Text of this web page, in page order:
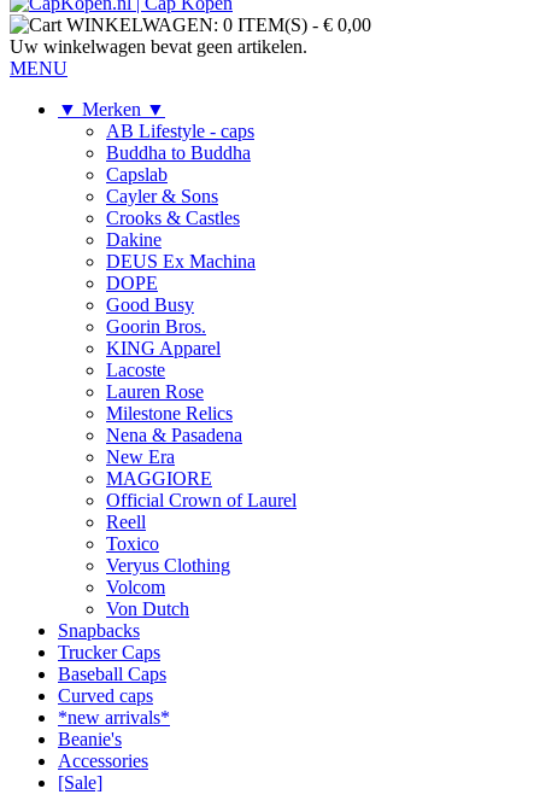
WINKELWAGEN: 0 ITEM(S) - € 0,00
Uw winkelwagen bevat geen artikelen.
MENU
▼ Merken ▼
AB Lifestyle - caps
Buddha to Buddha
Capslab
Cayler & Sons
Crooks & Castles
Dakine
DEUS Ex Machina
DOPE
Good Busy
Goorin Bros.
KING Apparel
Lacoste
Lauren Rose
Milestone Relics
Nena & Pasadena
New Era
MAGGIORE
Official Crown of Laurel
Reell
Toxico
Veryus Clothing
Volcom
Von Dutch
Snapbacks
Trucker Caps
Baseball Caps
Curved caps
*new arrivals*
Beanie's
Accessories
[Sale]